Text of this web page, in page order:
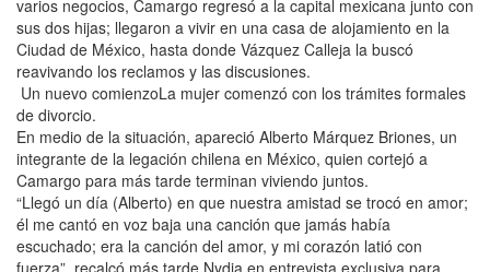
varios negocios, Camargo regresó a la capital mexicana junto con
sus dos hijas; llegaron a vivir en una casa de alojamiento en la
Ciudad de México, hasta donde Vázquez Calleja la buscó
reavivando los reclamos y las discusiones.
Un nuevo comienzoLa mujer comenzó con los trámites formales
de divorcio.
En medio de la situación, apareció Alberto Márquez Briones, un
integrante de la legación chilena en México, quien cortejó a
Camargo para más tarde terminan viviendo juntos.
“Llegó un día (Alberto) en que nuestra amistad se trocó en amor;
él me cantó en voz baja una canción que jamás había
escuchado; era la canción del amor, y mi corazón latió con
fuerza”, recalcó más tarde Nydia en entrevista exclusiva para